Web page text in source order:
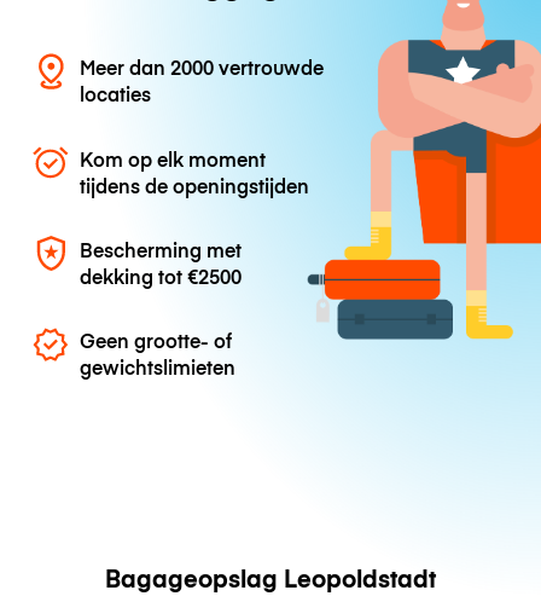
Meer dan 2000 vertrouwde
locaties
Kom op elk moment
tijdens de openingstijden
Bescherming met
dekking tot€2500
Geen grootte- of
gewichtslimieten
Bagageopslag Leopoldstadt